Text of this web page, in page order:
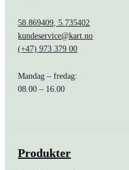
58.869409, 5.735402
kundeservice@kart.no
(+47) 973 379 00
Mandag – fredag:
08.00 – 16.00
Produkter